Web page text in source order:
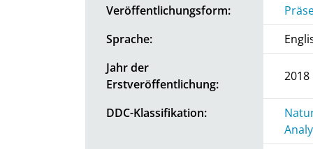
Veröffentlichungsform:
Sprache:
Jahr der
Erstveröffentlichung:
2018
DDC-Klassifikation: